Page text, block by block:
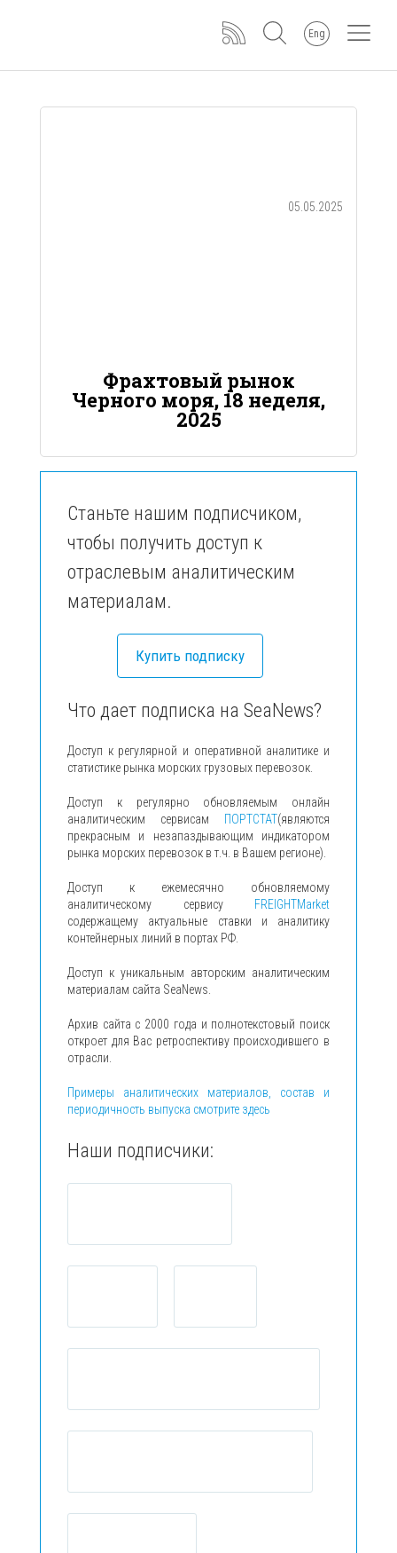
Eng
05.05.2025
Фрахтовый рынок
Черного моря, 18 неделя,
2025
Станьте нашим подписчиком,
чтобы получить доступ к
отраслевым аналитическим
материалам.
Купить подписку
Что дает подписка на SeaNews?
Доступ к регулярной и оперативной аналитике и
статистике рынка морских грузовых перевозок.
Доступ к регулярно обновляемым онлайн
аналитическим сервисам ПОРТСТАТ(являются
прекрасным и незапаздывающим индикатором
рынка морских перевозок в т.ч. в Вашем регионе).
Доступ к ежемесячно обновляемому
аналитическому сервису FREIGHTMarket
содержащему актуальные ставки и аналитику
контейнерных линий в портах РФ.
Доступ к уникальным авторским аналитическим
материалам сайта SeaNews.
Архив сайта с 2000 года и полнотекстовый поиск
откроет для Вас ретроспективу происходившего в
отрасли.
Примеры аналитических материалов, состав и
периодичность выпуска смотрите здесь
Наши подписчики: